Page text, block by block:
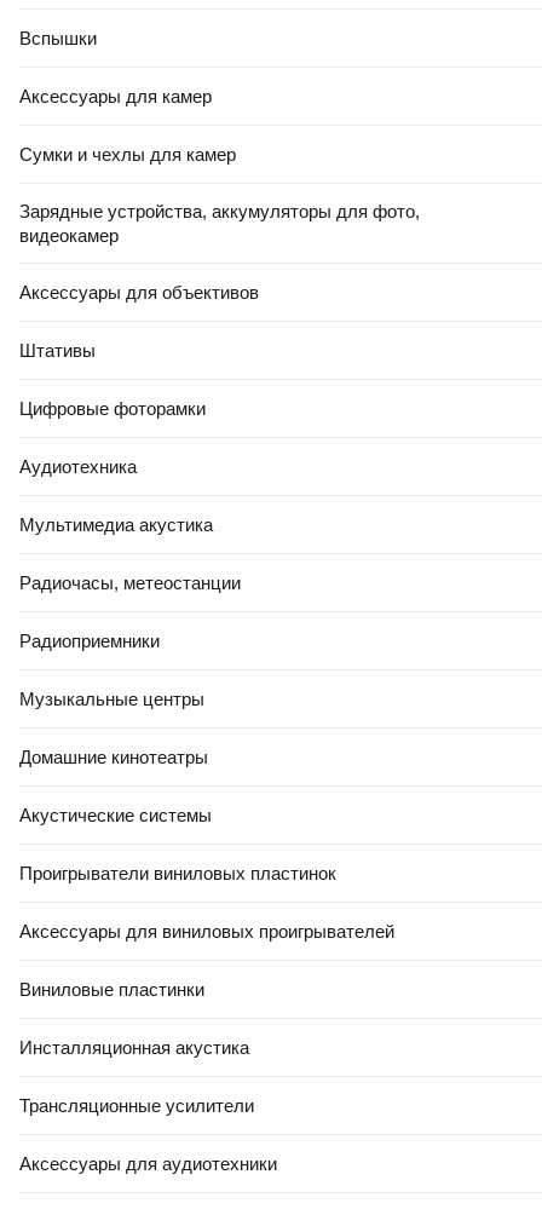
Вспышки
Аксессуары для камер
Сумки и чехлы для камер
Зарядные устройства, аккумуляторы для фото,
видеокамер
Аксессуары для объективов
Штативы
Цифровые фоторамки
Аудиотехника
Мультимедиа акустика
Радиочасы, метеостанции
Радиоприемники
Музыкальные центры
Домашние кинотеатры
Акустические системы
Проигрыватели виниловых пластинок
Аксессуары для виниловых проигрывателей
Виниловые пластинки
Инсталляционная акустика
Трансляционные усилители
Аксессуары для аудиотехники